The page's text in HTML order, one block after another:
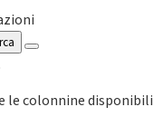
le colonnine disponibili